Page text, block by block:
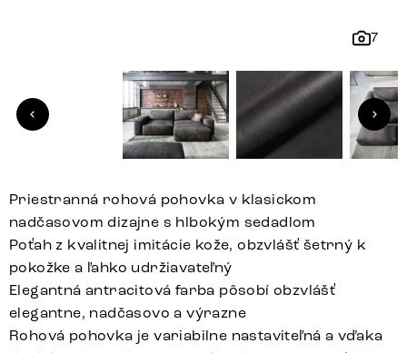
7
Priestranná rohová pohovka v klasickom
nadčasovom dizajne s hlbokým sedadlom
Poťah z kvalitnej imitácie kože, obzvlášť šetrný k
pokožke a ľahko udržiavateľný
Elegantná antracitová farba pôsobí obzvlášť
elegantne, nadčasovo a výrazne
Rohová pohovka je variabilne nastaviteľná a vďaka